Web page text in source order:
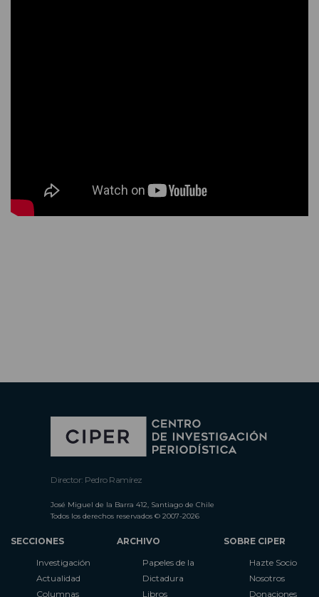
Director: Pedro Ramírez
José Miguel de la Barra 412, Santiago de Chile
Todos los derechos reservados © 2007-2026
SECCIONES
Investigación
Actualidad
Columnas
ARCHIVO
Papeles de la
Dictadura
Libros
SOBRE CIPER
Hazte Socio
Nosotros
Donaciones